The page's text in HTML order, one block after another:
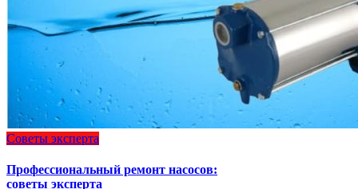
Советы эксперта
Профессиональный ремонт насосов:
советы эксперта